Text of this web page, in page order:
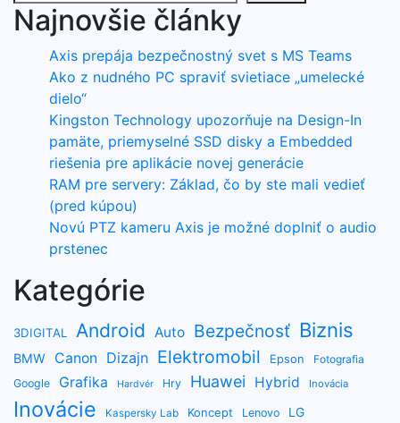
Najnovšie články
Axis prepája bezpečnostný svet s MS Teams
Ako z nudného PC spraviť svietiace „umelecké
dielo“
Kingston Technology upozorňuje na Design-In
pamäte, priemyselné SSD disky a Embedded
riešenia pre aplikácie novej generácie
RAM pre servery: Základ, čo by ste mali vedieť
(pred kúpou)
Novú PTZ kameru Axis je možné doplniť o audio
prstenec
Kategórie
3DIGITAL Android Auto Bezpečnosť Biznis
BMW Canon Dizajn Elektromobil Epson
Fotografia
Google
Grafika Hardvér Hry Huawei Hybrid Inovácia
Inovácie Kaspersky Lab Koncept Lenovo LG